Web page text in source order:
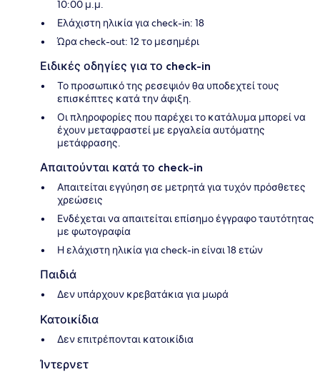
10:00 μ.μ.
Ελάχιστη ηλικία για check-in: 18
Ώρα check-out: 12 το μεσημέρι
Ειδικές οδηγίες για το check-in
Το προσωπικό της ρεσεψιόν θα υποδεχτεί τους
επισκέπτες κατά την άφιξη.
Οι πληροφορίες που παρέχει το κατάλυμα μπορεί να
έχουν μεταφραστεί με εργαλεία αυτόματης
μετάφρασης.
Απαιτούνται κατά το check-in
Απαιτείται εγγύηση σε μετρητά για τυχόν πρόσθετες
χρεώσεις
Ενδέχεται να απαιτείται επίσημο έγγραφο ταυτότητας
με φωτογραφία
Η ελάχιστη ηλικία για check-in είναι 18 ετών
Παιδιά
Δεν υπάρχουν κρεβατάκια για μωρά
Κατοικίδια
Δεν επιτρέπονται κατοικίδια
Ίντερνετ